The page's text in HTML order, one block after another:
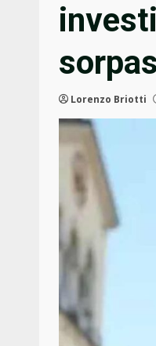
Lorenzo Briotti